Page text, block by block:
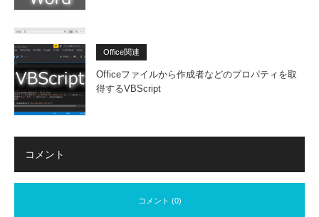
Office関連
Officeファイルから作成者などのプロパティを取
得するVBScript
コメント
コメント (0)